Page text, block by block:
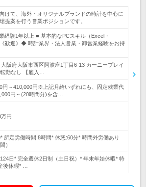
けて、海外・オリジナルブランドの時計を中心に
提案を行う営業ポジションです。
経験1年以上 ■ 基本的なPCスキル（Excel・
歓迎》◆ 時計業界・法人営業・卸営業経験をお持
大阪府大阪市西区阿波座1丁目6-13 カーニープレイ
勤なし 【雇入…
円～410,000円※上記月給いずれにも、固定残業代
円～(20時間分)を含…
円
所定労働時間:8時間* 休憩:60分* 時間外労働あり
）
日* 完全週休2日制（土日祝）* 年末年始休暇* 特
後休暇* …